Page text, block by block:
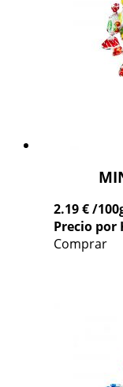
2.19 €/
Precio por
Comprar